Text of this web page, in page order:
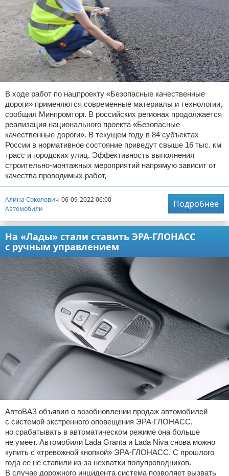
В ходе работ по нацпроекту «Безопасные качественные
дороги» применяются современные материалы и технологии,
сообщил Минпромторг. В российских регионах продолжается
реализация национального проекта «Безопасные
качественные дороги». В текущем году в 84 субъектах
России в нормативное состояние приведут свыше 16 тыс. км
трасс и городских улиц. Эффективность выполнения
строительно-монтажных мероприятий напрямую зависит от
качества проводимых работ,
Алина Соколович 06-09-2022 06:00
Автомобили
Подробнее
На «Лады» стали ставить ЭРА-ГЛОНАСС
с ручным управлением
АвтоВАЗ объявил о возобновлении продаж автомобилей
с системой экстренного оповещения ЭРА-ГЛОНАСС,
но срабатывать в автоматическом режиме она больше
не умеет. Автомобили Lada Granta и Lada Niva снова можно
купить с «тревожной кнопкой» ЭРА-ГЛОНАСС. С прошлого
года ее не ставили из-за нехватки полупроводников.
В случае дорожного инцидента система позволяет вызвать